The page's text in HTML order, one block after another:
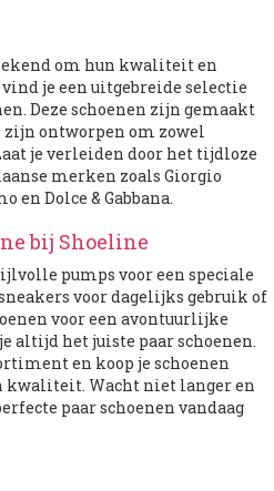
om hun kwaliteit en
je een uitgebreide selectie
Deze schoenen zijn gemaakt
ontworpen om zowel
je verleiden door het tijdloze
merken zoals Giorgio
en Dolce & Gabbana.
bij Shoeline
pumps voor een speciale
voor dagelijks gebruik of
voor een avontuurlijke
altijd het juiste paar schoenen.
en koop je schoenen
kwaliteit. Wacht niet langer en
paar schoenen vandaag